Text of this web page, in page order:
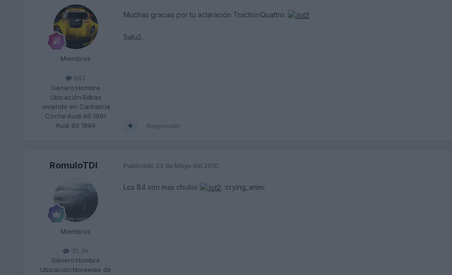
Miembros
662
Género:Hombre
Ubicación:Bilbao
viviendo en Cantabria
Coche:Audi 90 1991
Audi 80 1994
Muchas gracias por tu aclaración TractionQuattro.
Salu2...
Responder
RomuloTDI
Miembros
35,6k
Género:Hombre
Ubicación:Noroeste de
Publicado 23 de Mayo del 2010
Los B4 son mas chulos :crying_anim: